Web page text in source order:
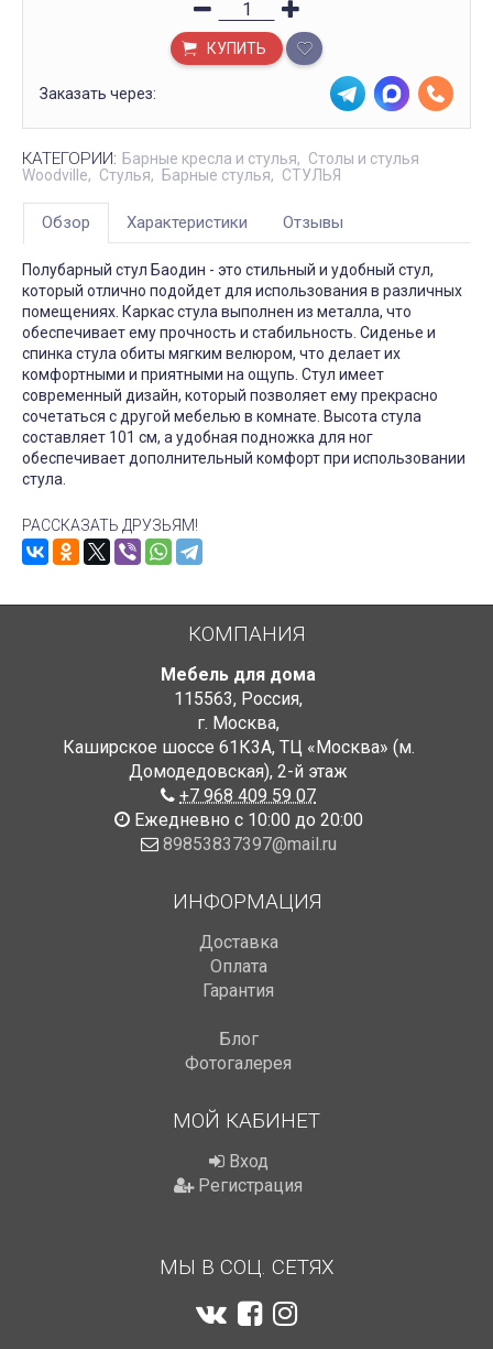
КУПИТЬ
Заказать через:
КАТЕГОРИИ: Барные кресла и стулья
Столы и стулья
Woodville
Стулья Барные стулья СТУЛЬЯ
Обзор Характеристики Отзывы
Полубарный стул Баодин - это стильный и удобный стул,
который отлично подойдет для использования в различных
помещениях. Каркас стула выполнен из металла, что
обеспечивает ему прочность и стабильность. Сиденье и
спинка стула обиты мягким велюром, что делает их
комфортными и приятными на ощупь. Стул имеет
современный дизайн, который позволяет ему прекрасно
сочетаться с другой мебелью в комнате. Высота стула
составляет 101 см, а удобная подножка для ног
обеспечивает дополнительный комфорт при использовании
стула.
РАССКАЗАТЬ ДРУЗЬЯМ!
КОМПАНИЯ
Мебель для дома
115563, Россия,
г. Москва,
Каширское шоссе 61К3А, ТЦ «Москва» (м.
Домодедовская), 2-й этаж
+7 968 409 59 07
Ежедневно с 10:00 до 20:00
89853837397@mail.ru
ИНФОРМАЦИЯ
Доставка
Оплата
Гарантия
Блог
Фотогалерея
МОЙ КАБИНЕТ
Вход
Регистрация
МЫ В СОЦ. СЕТЯХ